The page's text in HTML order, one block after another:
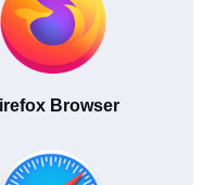
Browser